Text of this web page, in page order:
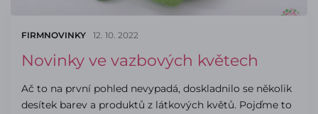
FIRMNOVINKY 12. 10. 2022
Novinky ve vazbových květech
Ač to na první pohled nevypadá, doskladnilo se několik
desítek barev a produktů z látkových květů. Pojďme to